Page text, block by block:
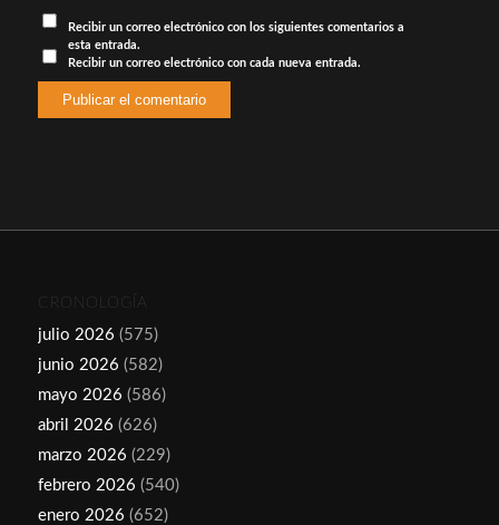
Recibir un correo electrónico con los siguientes comentarios a
esta entrada.
Recibir un correo electrónico con cada nueva entrada.
CRONOLOGÍA
julio 2026 (575)
junio 2026 (582)
mayo 2026 (586)
abril 2026 (626)
marzo 2026 (229)
febrero 2026 (540)
enero 2026 (652)